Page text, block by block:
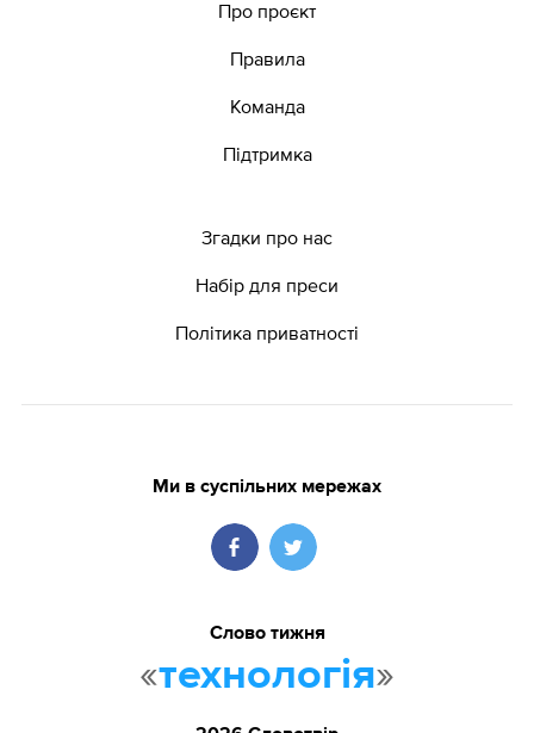
Про проєкт
Правила
Команда
Підтримка
Згадки про нас
Набір для преси
Політика приватності
Ми в суспільних мережах
Слово тижня
«технологія»